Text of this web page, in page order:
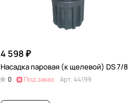
4 598 ₽
Насадка паровая (к щелевой) DS 7/8
0 Под заказ Арт. 44199